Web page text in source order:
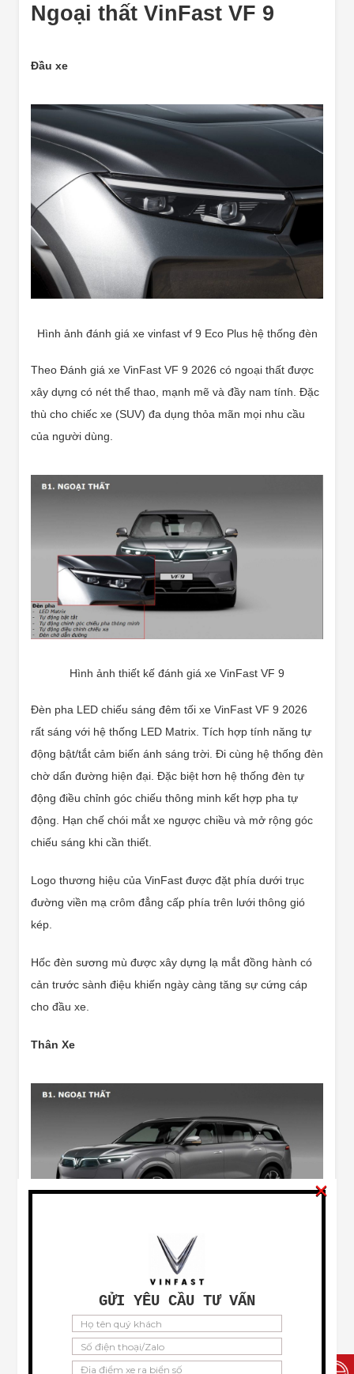
Ngoại thất VinFast VF 9
Đầu xe
Hình ảnh đánh giá xe vinfast vf 9 Eco Plus hệ thống đèn
Theo Đánh giá xe VinFast VF 9 2026 có ngoại thất được
xây dựng có nét thể thao, mạnh mẽ và đầy nam tính. Đặc
thù cho chiếc xe (SUV) đa dụng thỏa mãn mọi nhu cầu
của người dùng.
Hình ảnh thiết kế đánh giá xe VinFast VF 9
Đèn pha LED chiếu sáng đêm tối xe VinFast VF 9 2026
rất sáng với hệ thống LED Matrix. Tích hợp tính năng tự
động bật/tắt cảm biến ánh sáng trời. Đi cùng hệ thống đèn
chờ dẩn đường hiện đại. Đặc biệt hơn hệ thống đèn tự
động điều chỉnh góc chiếu thông minh kết hợp pha tự
động. Hạn chế chói mắt xe ngược chiều và mở rộng góc
chiếu sáng khi cần thiết.
Logo thương hiệu của VinFast được đặt phía dưới trục
đường viền mạ crôm đẳng cấp phía trên lưới thông gió
kép.
Hốc đèn sương mù được xây dựng lạ mắt đồng hành có
cản trước sành điệu khiến ngày càng tăng sự cứng cáp
cho đầu xe.
Thân Xe
Đánh giá xe VinFast VF 9 ngoại thất bên hông
Kích thước xe Dài x Rộng Cao tương ứng 5.120 mm x
2.000 mm x 1.721 mm đi cùng khoảng sáng gầm 204
(mm). Giúp xe vượt mọi cung đường địa hình Việt Nam
GỬI YÊU CẦU TƯ VẤN
×